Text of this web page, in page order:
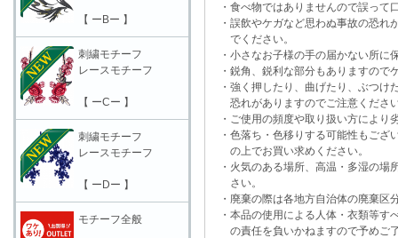
・食べ物ではありませんので誤って
・誤飲やケガなど思わぬ事故の恐れ
でください。
・小さなお子様の手の届かない所に
・鋭角、鋭利な部分もありますので
・強く押したり、曲げたり、ぶつけ
恐れがありますのでご注意くださ
・ご使用の頻度や取り扱い方により
・色落ち・色移りする可能性もござ
の上でお買い求めください。
・火気のある場所、高温・多湿の場
さい。
・廃棄の際は各地方自治体の廃棄区
・本品の使用による人体・衣類等す
の責任を負いかねますので予めご
【 ーBー 】
刺繍モチーフ
レースモチーフ
【 ーCー 】
刺繍モチーフ
レースモチーフ
【 ーDー 】
モチーフ全般